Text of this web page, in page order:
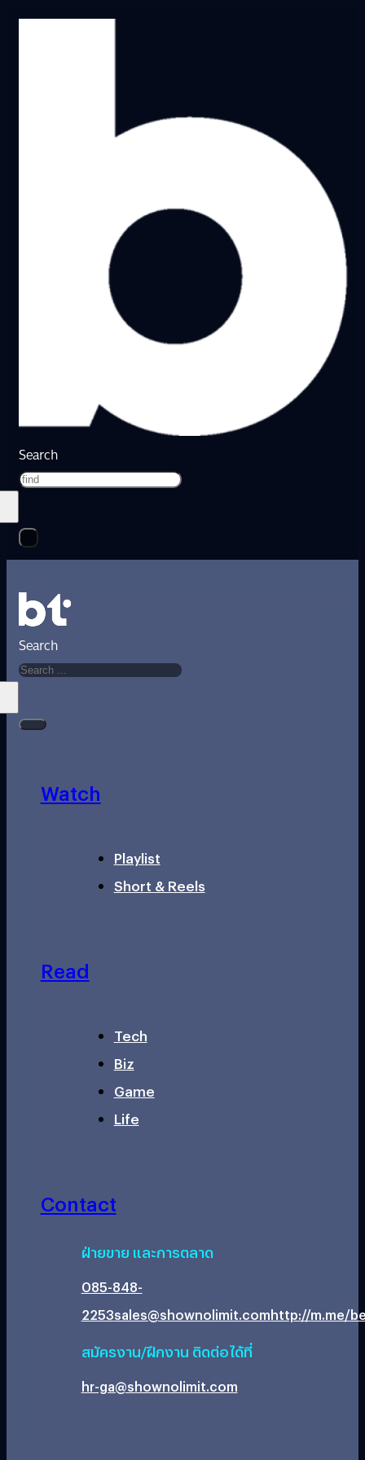
Search
Search
Watch
Playlist
Short & Reels
Read
Tech
Biz
Game
Life
Contact
ฝ่ายขาย และการตลาด
085-848-
2253sales@shownolimit.comhttp://m.me/
สมัครงาน/ฝึกงาน ติดต่อได้ที่
hr-ga@shownolimit.com